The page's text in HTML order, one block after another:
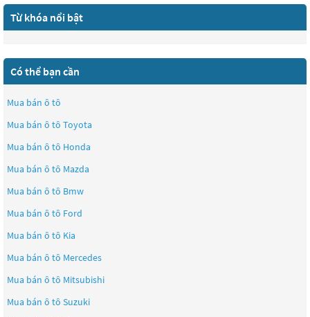
Từ khóa nổi bật
Có thể bạn cần
Mua bán ô tô
Mua bán ô tô Toyota
Mua bán ô tô Honda
Mua bán ô tô Mazda
Mua bán ô tô Bmw
Mua bán ô tô Ford
Mua bán ô tô Kia
Mua bán ô tô Mercedes
Mua bán ô tô Mitsubishi
Mua bán ô tô Suzuki